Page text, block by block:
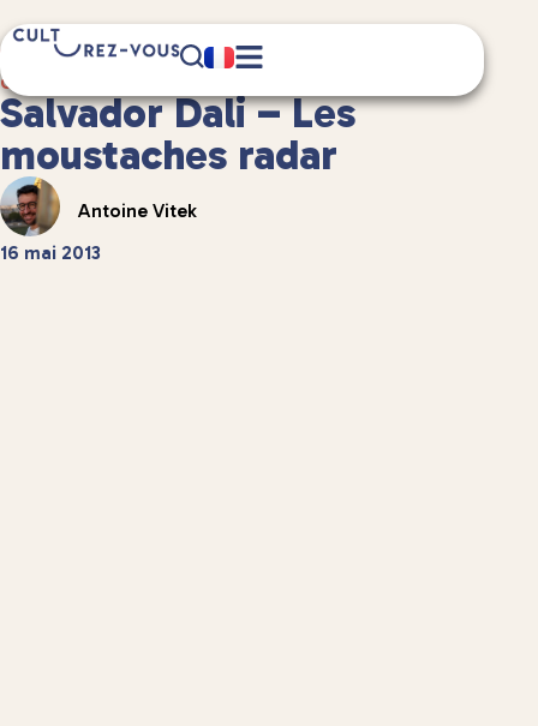
Culture
4 minute(s) de lecture
Salvador Dali – Les
moustaches radar
Antoine Vitek
16 mai 2013